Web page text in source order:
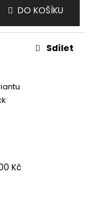
DO KOŠÍKU
Sdílet
Kč